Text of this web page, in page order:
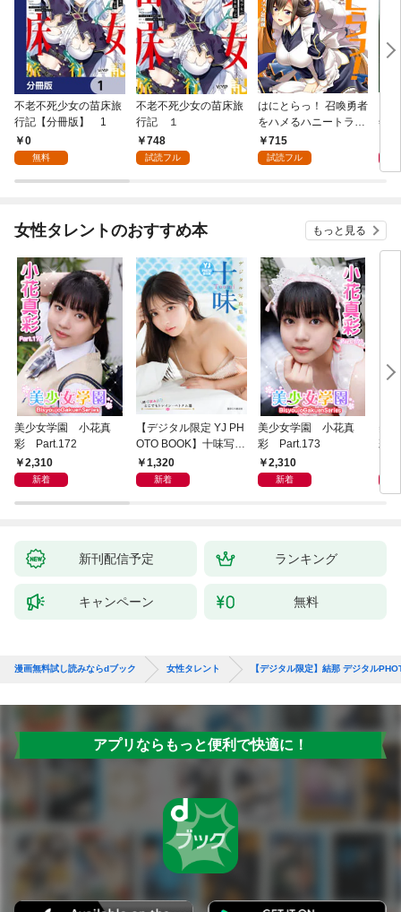
不老不死少女の苗床旅
行記【分冊版】 1
0
無料
不老不死少女の苗床旅
行記 １
748
試読フル
はにとらっ！ 召喚勇者
をハメるハニートラッ
プ包囲網 1
715
試読フル
年9
女性タレントのおすすめ本 もっと見る
美少女学園 小花真
彩 Part.172
2,310
新着
【デジタル限定 YJ PH
OTO BOOK】十味写真
集「続・『ぽみ』！？
どこでもトレイン・ベ
1,320
新着
美少女学園 小花真
彩 Part.173
2,310
新着
美
彩
新刊配信予定 ランキング
キャンペーン 無料
漫画無料試し読みならdブック 女性タレント 【デジタル限定】結那 デジタル
アプリならもっと便利で快適に！